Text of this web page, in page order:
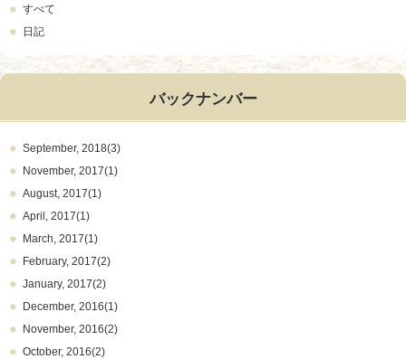
すべて
日記
バックナンバー
September, 2018(3)
November, 2017(1)
August, 2017(1)
April, 2017(1)
March, 2017(1)
February, 2017(2)
January, 2017(2)
December, 2016(1)
November, 2016(2)
October, 2016(2)